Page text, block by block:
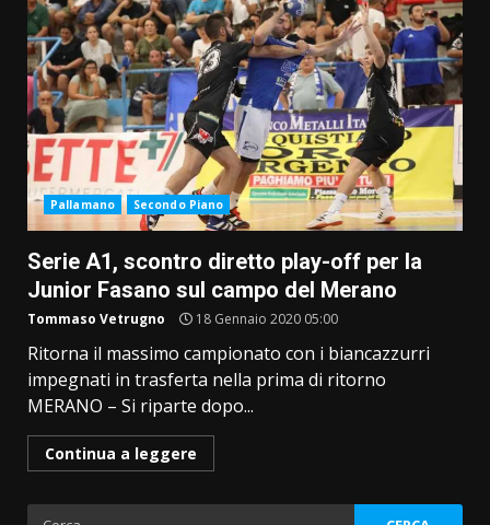
Pallamano Secondo Piano
Serie A1, scontro diretto play-off per la
Junior Fasano sul campo del Merano
Tommaso Vetrugno 18 Gennaio 2020 05:00
Ritorna il massimo campionato con i biancazzurri
impegnati in trasferta nella prima di ritorno
MERANO – Si riparte dopo...
Continua a leggere
Ricerca